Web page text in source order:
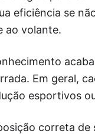
eficiência se
ao volante.
Em geral,
esportivos
correta